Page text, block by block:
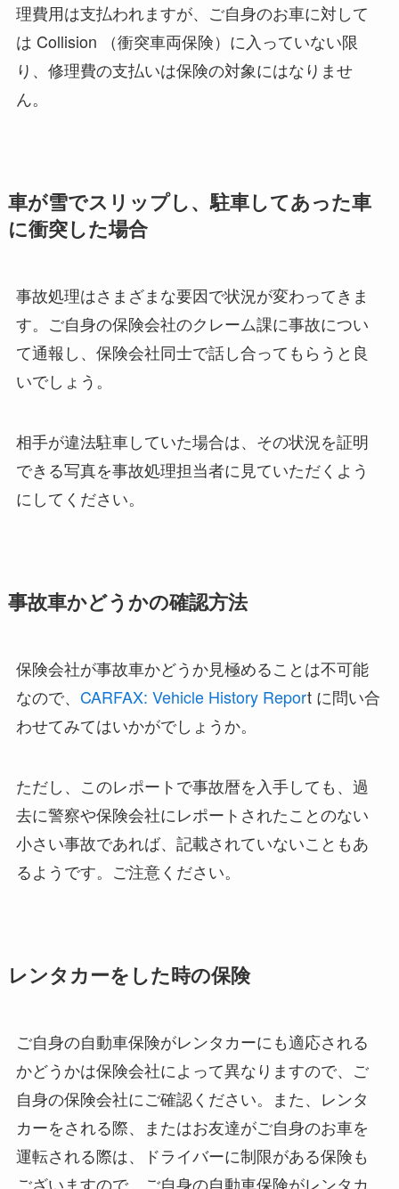
理費用は支払われますが、ご自身のお車に対して
は Collision （衝突車両保険）に入っていない限
り、修理費の支払いは保険の対象にはなりませ
ん。
車が雪でスリップし、駐車してあった車
に衝突した場合
事故処理はさまざまな要因で状況が変わってきま
す。ご自身の保険会社のクレーム課に事故につい
て通報し、保険会社同士で話し合ってもらうと良
いでしょう。
相手が違法駐車していた場合は、その状況を証明
できる写真を事故処理担当者に見ていただくよう
にしてください。
事故車かどうかの確認方法
保険会社が事故車かどうか見極めることは不可能
なので、 CARFAX: Vehicle History Report に問い合
わせてみてはいかがでしょうか。
ただし、このレポートで事故暦を入手しても、過
去に警察や保険会社にレポートされたことのない
小さい事故であれば、記載されていないこともあ
るようです。ご注意ください。
レンタカーをした時の保険
ご自身の自動車保険がレンタカーにも適応される
かどうかは保険会社によって異なりますので、ご
自身の保険会社にご確認ください。また、レンタ
カーをされる際、またはお友達がご自身のお車を
運転される際は、ドライバーに制限がある保険も
ございますので、ご自身の自動車保険がレンタカ